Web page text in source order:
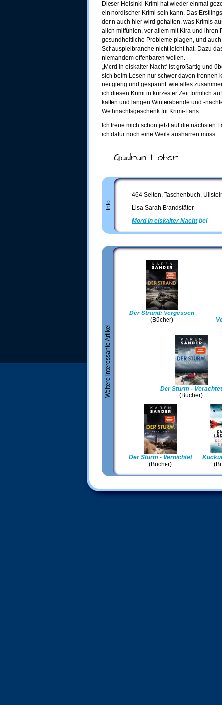
Dieser Helsinki-Krimi hat wieder einmal
ein nordischer Krimi sein kann. Das
denn auch hier wird gehalten, was Krimis
allen mitfühlen, vor allem mit Kira und ihren
gesundheitliche Probleme plagen, und
Schauspielbranche nicht leicht hat. Dazu
niemandem offenbaren wollen.
„Mord in eiskalter Nacht“ ist großartig und
sich beim Lesen nur schwer davon trennen
neugierig und gespannt, wie alles
ich diesen Krimi in kürzester Zeit förmlich
kalten und langen Winterabende und -
Weihnachtsgeschenk für Krimi-Fans.
Ich freue mich schon jetzt auf die nächsten
ich dafür noch eine Weile ausharren muss.
Gudrun Loher
Info
464 Seiten, Taschenbuch,
Lisa Sarah Brandstäter
Mord in eiskalter Nachtbei
Weitere interessante Artikel
Der Strand: Vergessen
(Bücher)
Der Sturm - Verachtet
(Bücher)
Der Sturm - Vernichtet
(Bücher)